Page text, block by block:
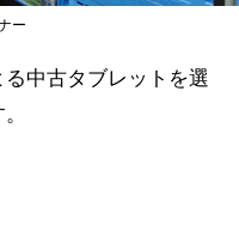
ー
中古タブレットを選